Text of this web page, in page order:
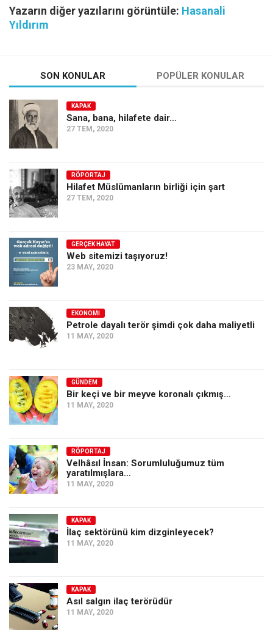
Yazarın diğer yazılarını görüntüle: Hasanali
Yıldırım
SON KONULAR POPÜLER KONULAR
KAPAK
Sana, bana, hilafete dair…
27 TEM, 2020
RÖPORTAJ
Hilafet Müslümanların birliği için şart
27 TEM, 2020
GERÇEK HAYAT
Web sitemizi taşıyoruz!
23 MAY, 2020
EKONOMI
Petrole dayalı terör şimdi çok daha maliyetli
11 MAY, 2020
GÜNDEM
Bir keçi ve bir meyve koronalı çıkmış…
11 MAY, 2020
RÖPORTAJ
Velhâsıl İnsan: Sorumluluğumuz tüm
yaratılmışlara…
11 MAY, 2020
KAPAK
İlaç sektörünü kim dizginleyecek?
11 MAY, 2020
KAPAK
Asıl salgın ilaç terörüdür
11 MAY, 2020